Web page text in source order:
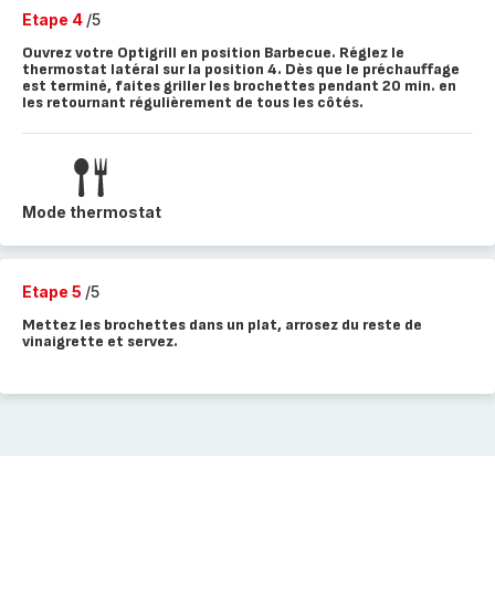
Etape 4 /5
Ouvrez votre Optigrill en position Barbecue. Réglez le
thermostat latéral sur la position 4. Dès que le préchauffage
est terminé, faites griller les brochettes pendant 20 min. en
les retournant régulièrement de tous les côtés.
Mode thermostat
Etape 5 /5
Mettez les brochettes dans un plat, arrosez du reste de
vinaigrette et servez.